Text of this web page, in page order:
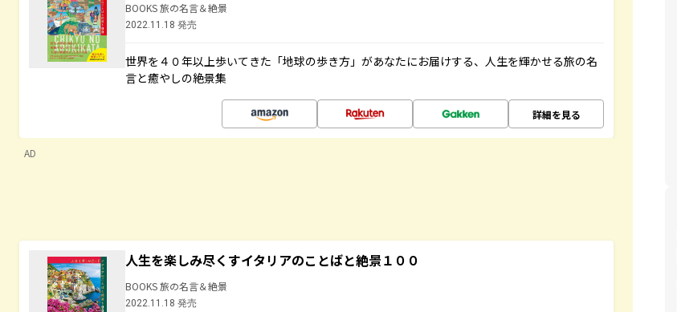
BOOKS 旅の名言＆絶景
2022.11.18 発売
世界を４０年以上歩いてきた「地球の歩き方」があなたにお届けする、人生を輝かせる旅の名
言と癒やしの絶景集
詳細を見る
AD
人生を楽しみ尽くすイタリアのことばと絶景１００
BOOKS 旅の名言＆絶景
2022.11.18 発売